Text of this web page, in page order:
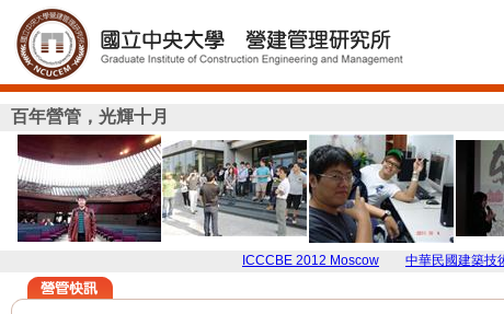
百年營管，光輝十月
ICCCBE 2012 Moscow 中華民國建築技術學會